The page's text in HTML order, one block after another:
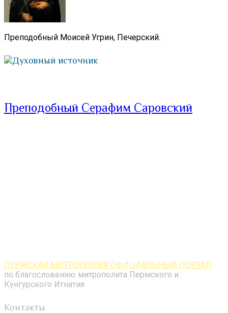
Преподобный Моисей Угрин, Печерский.
Духовный источник
Преподобный Серафим Саровский
ПЕРМСКАЯ МИТРОПОЛИЯ ОФИЦИАЛЬНЫЙ ПОРТАЛ
по благословению митрополита Пермского и
Кунгурского Игнатия
Контакты